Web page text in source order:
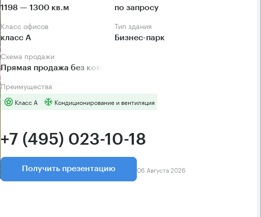
1198 — 1300 кв.м по запросу
Класс офисов
класс А
Тип здания
Бизнес-парк
Схема продажи
Прямая продажа без комиссии
Преимущества
Класс А Кондиционирование и вентиляция
+7 (495) 023-10-18
Получить презентацию 06 Августа 2026